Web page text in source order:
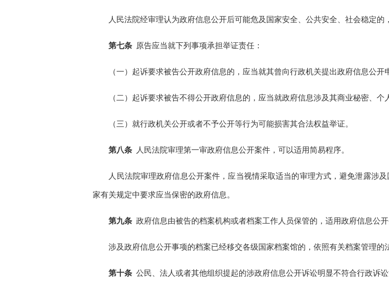
人民法院经审理认为政府信息公开后可能危及国家安全、公共安全、社会稳定的
第七条 原告应当就下列事项承担举证责任：
（一）起诉要求被告公开政府信息的，应当就其曾向行政机关提出政府信息公开
（二）起诉要求被告不得公开政府信息的，应当就政府信息涉及其商业秘密、个
（三）就行政机关公开或者不予公开等行为可能损害其合法权益举证。
第八条 人民法院审理第一审政府信息公开案件，可以适用简易程序。
人民法院审理政府信息公开案件，应当视情采取适当的审理方式，避免泄露涉及
家有关规定中要求应当保密的政府信息。
第九条 政府信息由被告的档案机构或者档案工作人员保管的，适用政府信息公开
涉及政府信息公开事项的档案已经移交各级国家档案馆的，依照有关档案管理的
第十条 公民、法人或者其他组织提起的涉政府信息公开诉讼明显不符合行政诉